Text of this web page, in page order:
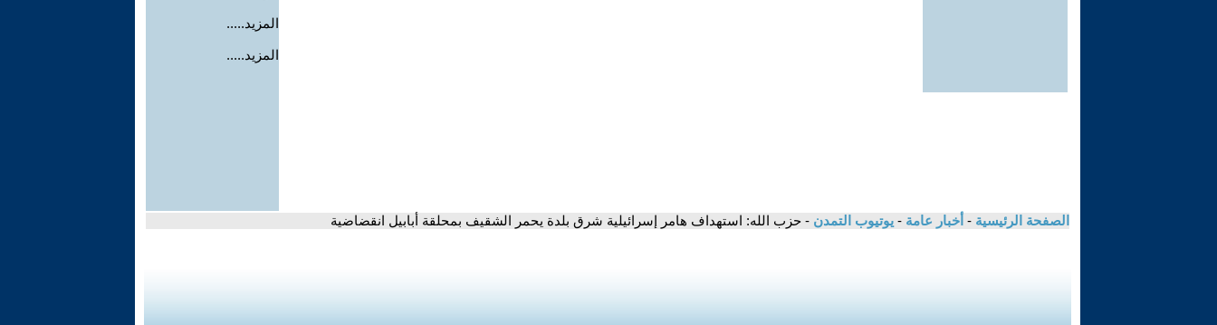
المزيد.....
المزيد.....
الصفحة الرئيسية - أخبار عامة - يوتيوب التمدن - حزب الله: استهداف هامر إسرائيلية شرق بلدة يحمر الشقيف بمحلقة أبابيل انقضاضية